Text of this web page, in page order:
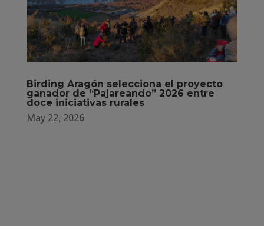
Birding Aragón selecciona el proyecto
ganador de “Pajareando” 2026 entre
doce iniciativas rurales
May 22, 2026